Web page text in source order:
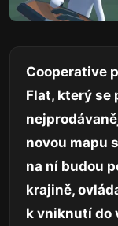
Cooperative
Flat, který se
novou mapu
na ní budou
krajině,
k vniknutí do